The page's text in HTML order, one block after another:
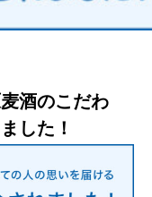
酒のこだわ
した！